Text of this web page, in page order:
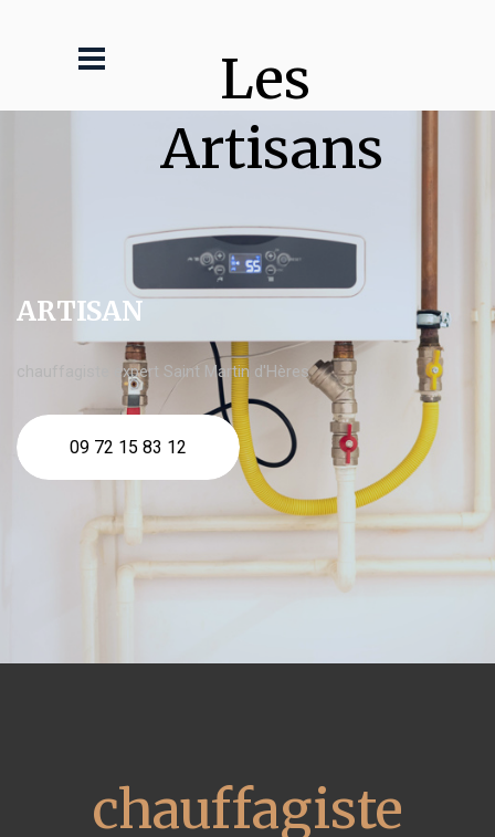
Les
Artisans
ARTISAN
chauffagiste expert Saint Martin d'Hères
09 72 15 83 12
chauffagiste